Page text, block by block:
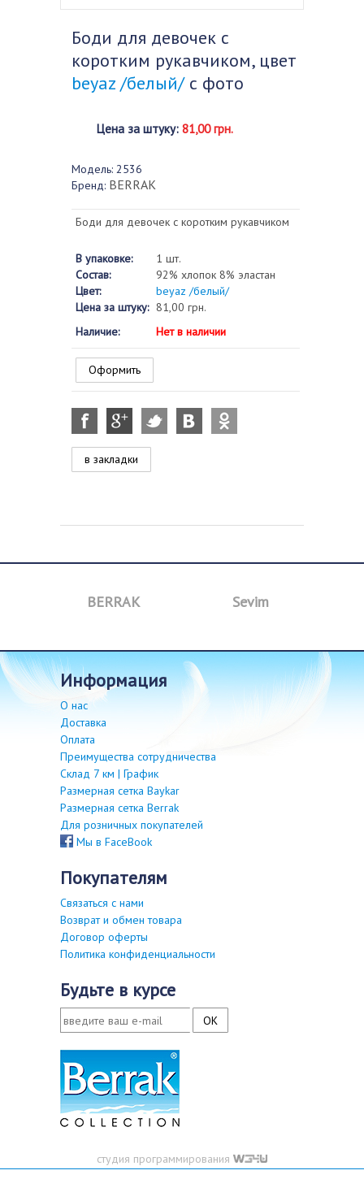
Боди для девочек с
коротким рукавчиком, цвет
beyaz /белый/с фото
Цена за штуку: 81,00 грн.
Модель: 2536
Бренд: BERRAK
Боди для девочек с коротким рукавчиком
В упаковке:
1 шт.
Состав:
92% хлопок 8% эластан
Цвет:
beyaz /белый/
Цена за штуку: 81,00 грн.
Наличие:
Нет в наличии
Оформить
в закладки
BERRAK Sevim
информация
О нас
Доставка
Оплата
Преимущества сотрудничества
Склад 7 км | График
Размерная сетка Baykar
Размерная сетка Berrak
Для розничных покупателей
Мы в FaceBook
покупателям
Связаться с нами
Возврат и обмен товара
Договор оферты
Политика конфиденциальности
будьте в курсе
студия программирования